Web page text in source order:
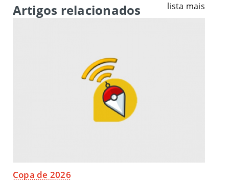
lista mais
Artigos relacionados
Copa de 2026